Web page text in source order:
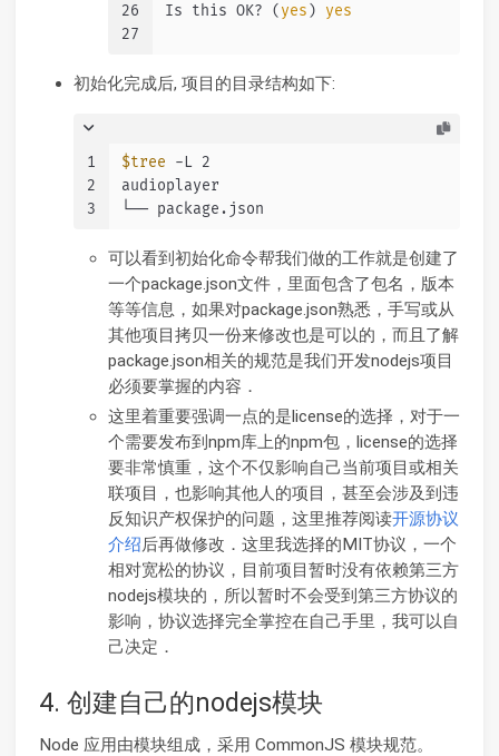
26
27
Is this OK? (yes) yes
初始化完成后, 项目的目录结构如下:
1
2
3
$tree -L 2
audioplayer
└── package.json
可以看到初始化命令帮我们做的工作就是创建了
一个package.json文件，里面包含了包名，版本
等等信息，如果对package.json熟悉，手写或从
其他项目拷贝一份来修改也是可以的，而且了解
package.json相关的规范是我们开发nodejs项目
必须要掌握的内容．
这里着重要强调一点的是license的选择，对于一
个需要发布到npm库上的npm包，license的选择
要非常慎重，这个不仅影响自己当前项目或相关
联项目，也影响其他人的项目，甚至会涉及到违
反知识产权保护的问题，这里推荐阅读开源协议
介绍后再做修改．这里我选择的MIT协议，一个
相对宽松的协议，目前项目暂时没有依赖第三方
nodejs模块的，所以暂时不会受到第三方协议的
影响，协议选择完全掌控在自己手里，我可以自
己决定．
4. 创建自己的nodejs模块
Node 应用由模块组成，采用 CommonJS 模块规范。